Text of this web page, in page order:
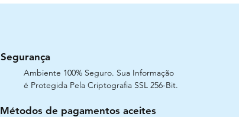
Segurança
Ambiente 100% Seguro. Sua Informação
é Protegida Pela Criptografia SSL 256-Bit.
Métodos de pagamentos aceites